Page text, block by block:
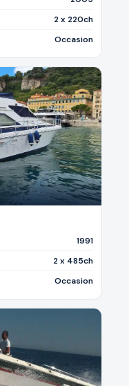
2 x 220ch
Occasion
1991
2 x 485ch
Occasion